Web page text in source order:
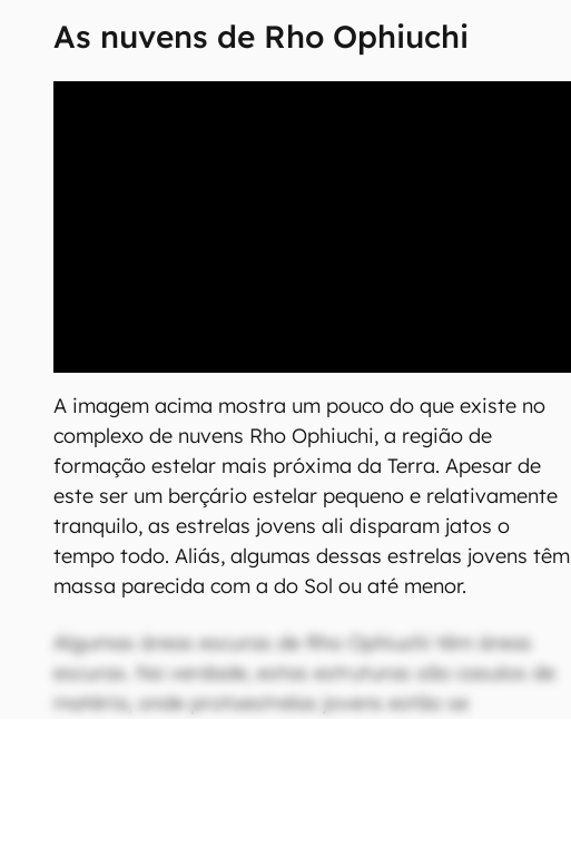
As nuvens de Rho Ophiuchi
A imagem acima mostra um pouco do que existe no
complexo de nuvens Rho Ophiuchi, a região de
formação estelar mais próxima da Terra. Apesar de
este ser um berçário estelar pequeno e relativamente
tranquilo, as estrelas jovens ali disparam jatos o
tempo todo. Aliás, algumas dessas estrelas jovens têm
massa parecida com a do Sol ou até menor.
Algumas áreas escuras de Rho Ophiuchi têm áreas
escuras. Na verdade, estas estruturas são casulos de
matéria, onde protoestrelas jovens estão se